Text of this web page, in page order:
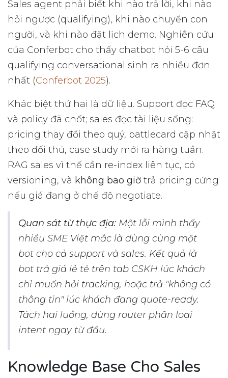
Sales agent phải biết khi nào trả lời, khi nào
hỏi ngược (qualifying), khi nào chuyển con
người, và khi nào đặt lịch demo. Nghiên cứu
của Conferbot cho thấy chatbot hỏi 5-6 câu
qualifying conversational sinh ra nhiều đơn
nhất (Conferbot 2025).
Khác biệt thứ hai là dữ liệu. Support đọc FAQ
và policy đã chốt; sales đọc tài liệu sống:
pricing thay đổi theo quý, battlecard cập nhật
theo đối thủ, case study mới ra hàng tuần.
RAG sales vì thế cần re-index liên tục, có
versioning, và không bao giờ trả pricing cứng
nếu giá đang ở chế độ negotiate.
Quan sát từ thực địa: Một lỗi mình thấy
nhiều SME Việt mắc là dùng cùng một
bot cho cả support và sales. Kết quả là
bot trả giá lẻ tẻ trên tab CSKH lúc khách
chỉ muốn hỏi tracking, hoặc trả "không có
thông tin" lúc khách đang quote-ready.
Tách hai luồng, dùng router phân loại
intent ngay từ đầu.
Knowledge Base Cho Sales